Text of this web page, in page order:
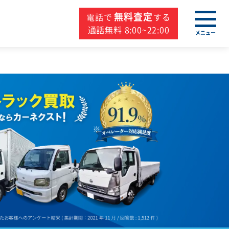
電話で 無料査定する
通話無料 8:00~22:00
メニュー